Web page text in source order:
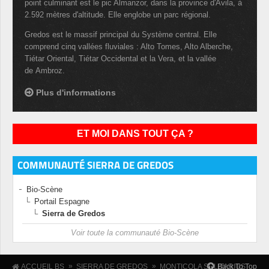
point culminant est le pic Almanzor, dans la province d'Ávila, à
2.592 mètres d'altitude. Elle englobe un parc régional.
Gredos est le massif principal du Système central. Elle
comprend cinq vallées fluviales : Alto Tomes, Alto Alberche,
Tiétar Oriental, Tiétar Occidental et la Vera, et la vallée
de Ambroz.
Plus d'informations
ET MOI DANS TOUT ÇA ?
COMMUNAUTÉ SIERRA DE GREDOS
Bio-Scène
Portail Espagne
Sierra de Gredos
Voir toute la communauté Bio-Scène
ACCUEIL BS » SIERRA DE GREDOS » MONTICOLA SOLITARIUS
Back To Top